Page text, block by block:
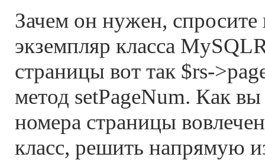
Зачем он нужен,
экземпляр класса
страницы вот так $rs-
метод setPageNum. Как
номера страницы
класс, решить напрямую